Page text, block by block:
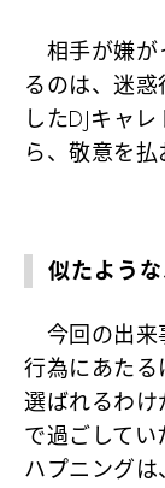
相手が嫌が
るのは、迷
したDJキャ
ら、敬意を払
似たよう
今回の出来
行為にあた
選ばれるわ
で過ごして
ハプニングは